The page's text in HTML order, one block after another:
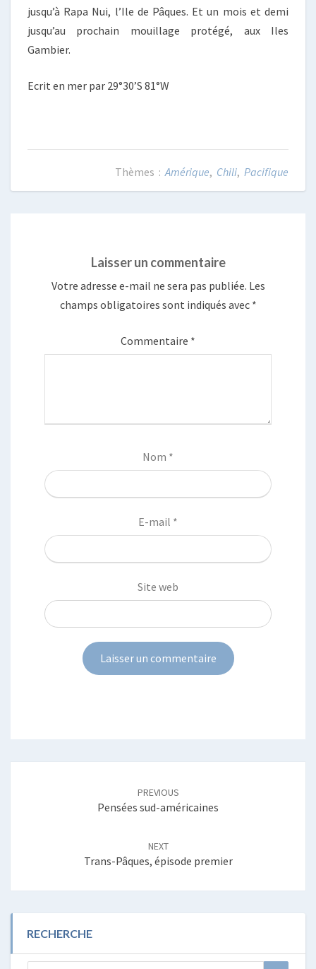
jusqu’à Rapa Nui, l’Ile de Pâques. Et un mois et demi
jusqu’au prochain mouillage protégé, aux Iles
Gambier.
Ecrit en mer par 29°30’S 81°W
Amérique, Chili, Pacifique
Laisser un commentaire
Votre adresse e-mail ne sera pas publiée. Les
champs obligatoires sont indiqués avec *
Commentaire *
Nom *
E-mail *
Site web
PREVIOUS
Pensées sud-américaines
NEXT
Trans-Pâques, épisode premier
RECHERCHE